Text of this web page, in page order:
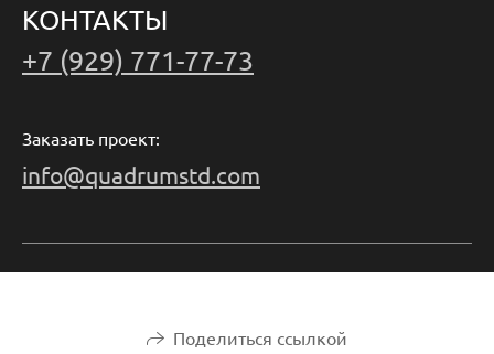
КОНТАКТЫ
+7 (929) 771-77-73
Заказать проект:
info@quadrumstd.com
Поделиться ссылкой